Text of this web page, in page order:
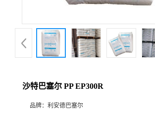
品
厅
沙特巴塞尔 PP EP300R
品牌： 利安德巴塞尔